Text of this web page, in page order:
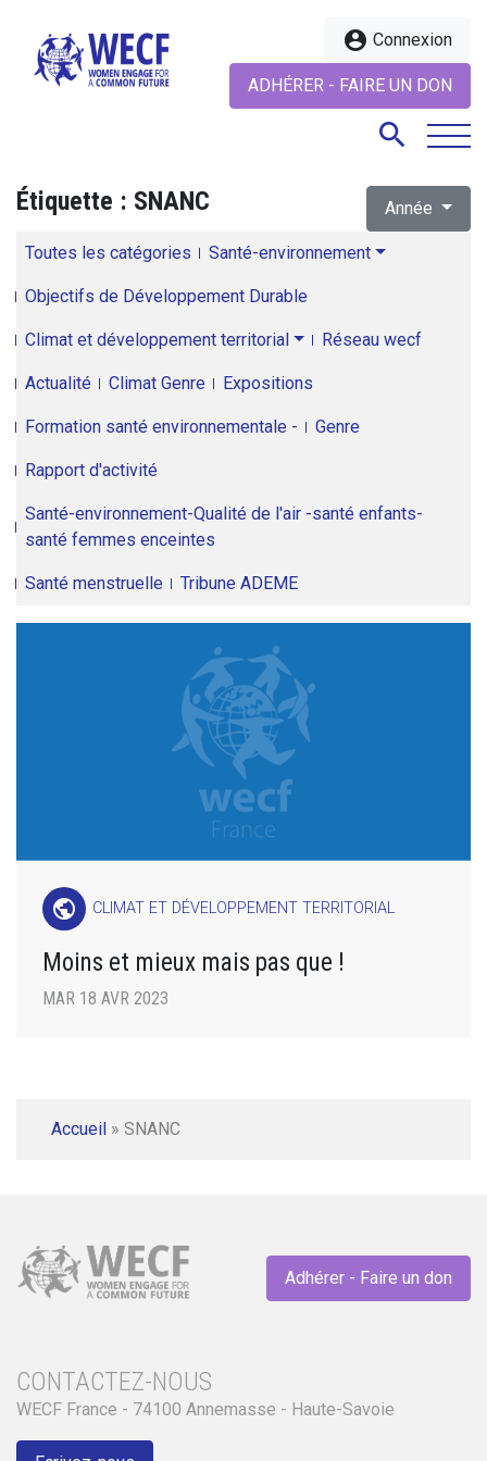
account_circle Connexion
ADHÉRER - FAIRE UN DON
search
Étiquette : SNANC Année
Toutes les catégories Santé-environnement
Objectifs de Développement Durable
Climat et développement territorial Réseau wecf
Actualité Climat Genre Expositions
Formation santé environnementale - Genre
Rapport d'activité
Santé-environnement-Qualité de l'air -santé enfants-
santé femmes enceintes
Santé menstruelle Tribune ADEME
public CLIMAT ET DÉVELOPPEMENT TERRITORIAL
Moins et mieux mais pas que !
MAR 18 AVR 2023
Accueil » SNANC
Adhérer - Faire un don
CONTACTEZ-NOUS
WECF France - 74100 Annemasse - Haute-Savoie